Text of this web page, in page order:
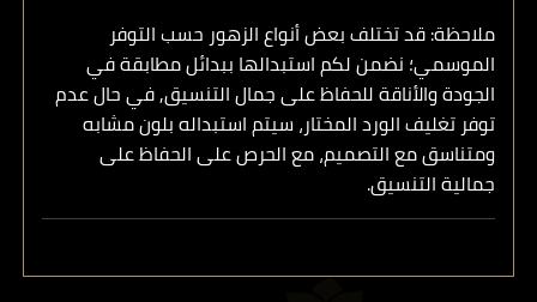
ملاحظة: قد تختلف بعض أنواع الزهور حسب التوفر
الموسمي؛ نضمن لكم استبدالها ببدائل مطابقة في
الجودة والأناقة للحفاظ على جمال التنسيق, في حال عدم
توفر تغليف الورد المختار، سيتم استبداله بلون مشابه
ومتناسق مع التصميم، مع الحرص على الحفاظ على
جمالية التنسيق.